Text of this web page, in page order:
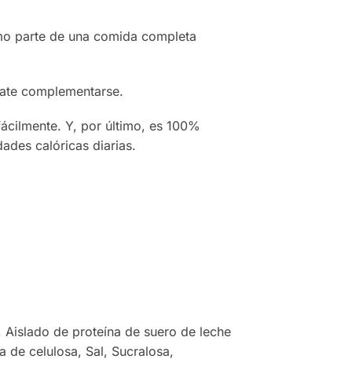
parte de una comida completa
complementarse.
Y, por último, es 100%
calóricas diarias.
de proteína de suero de leche
de celulosa, Sal, Sucralosa,